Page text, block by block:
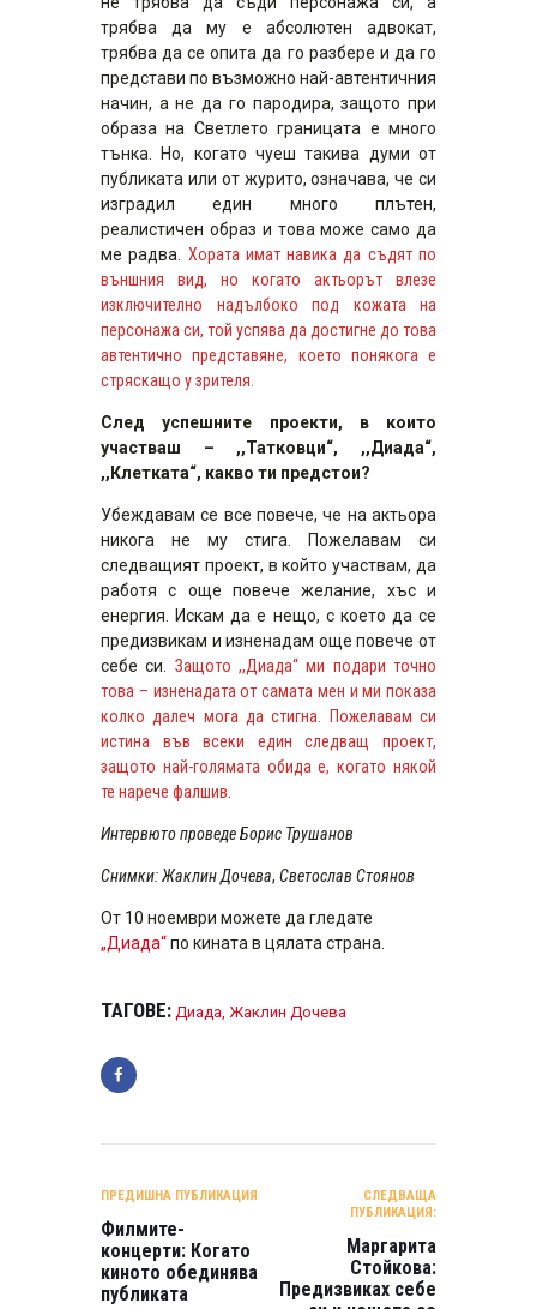
трябва да му е абсолютен адвокат,
трябва да се опита да го разбере и да го
представи по възможно най-автентичния
начин, а не да го пародира, защото при
образа на Светлето границата е много
тънка. Но, когато чуеш такива думи от
публиката или от журито, означава, че си
изградил един много плътен,
реалистичен образ и това може само да
ме радва. Хората имат навика да съдят по
външния вид, но когато актьорът влезе
изключително надълбоко под кожата на
персонажа си, той успява да достигне до това
автентично представяне, което понякога е
стряскащо у зрителя.
След успешните проекти, в които
участваш – ,,Татковци“, ,,Диада“,
,,Клетката“, какво ти предстои?
Убеждавам се все повече, че на актьора
никога не му стига. Пожелавам си
следващият проект, в който участвам, да
работя с още повече желание, хъс и
енергия. Искам да е нещо, с което да се
предизвикам и изненадам още повече от
себе си. Защото ,,Диада“ ми подари точно
това – изненадата от самата мен и ми показа
колко далеч мога да стигна. Пожелавам си
истина във всеки един следващ проект,
защото най-голямата обида е, когато някой
те нарече фалшив
Интервюто проведе Борис Трушанов
Снимки: Жаклин Дочева, Светослав Стоянов
От 10 ноември можете да гледате
„Диада“по кината в цялата страна.
ТАГОВЕ: Диада, Жаклин Дочева
ПРЕДИШНА ПУБЛИКАЦИЯ
Филмите-
концерти: Когато
киното обединява
публиката
СЛЕДВАЩА
ПУБЛИКАЦИЯ:
Маргарита
Стойкова:
Предизвиках себе